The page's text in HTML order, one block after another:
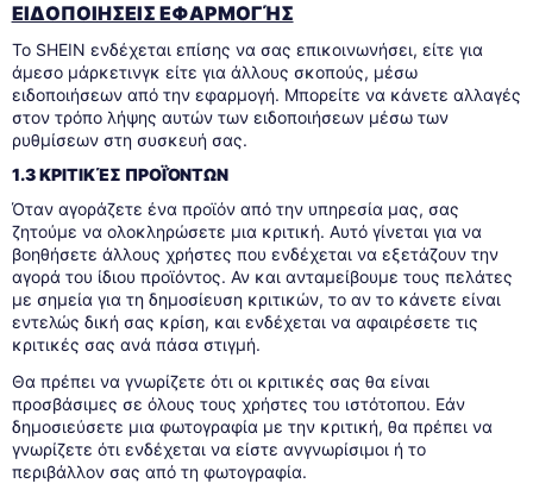
ΕΙΔΟΠΟΙΗΣΕΙΣ ΕΦΑΡΜΟΓΉΣ
Το SHEIN ενδέχεται επίσης να σας επικοινωνήσει, είτε για
άμεσο μάρκετινγκ είτε για άλλους σκοπούς, μέσω
ειδοποιήσεων από την εφαρμογή. Μπορείτε να κάνετε αλλαγές
στον τρόπο λήψης αυτών των ειδοποιήσεων μέσω των
ρυθμίσεων στη συσκευή σας.
1.3 ΚΡΙΤΙΚΈΣ ΠΡΟΪΌΝΤΩΝ
Όταν αγοράζετε ένα προϊόν από την υπηρεσία μας, σας
ζητούμε να ολοκληρώσετε μια κριτική. Αυτό γίνεται για να
βοηθήσετε άλλους χρήστες που ενδέχεται να εξετάζουν την
αγορά του ίδιου προϊόντος. Αν και ανταμείβουμε τους πελάτες
με σημεία για τη δημοσίευση κριτικών, το αν το κάνετε είναι
εντελώς δική σας κρίση, και ενδέχεται να αφαιρέσετε τις
κριτικές σας ανά πάσα στιγμή.
Θα πρέπει να γνωρίζετε ότι οι κριτικές σας θα είναι
προσβάσιμες σε όλους τους χρήστες του ιστότοπου. Εάν
δημοσιεύσετε μια φωτογραφία με την κριτική, θα πρέπει να
γνωρίζετε ότι ενδέχεται να είστε ανγνωρίσιμοι ή το
περιβάλλον σας από τη φωτογραφία.